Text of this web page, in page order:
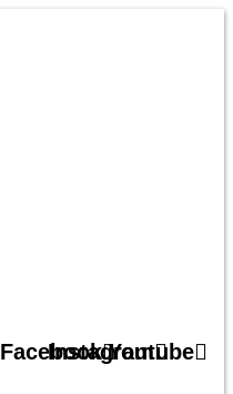
Facebook
Instagram
Youtube